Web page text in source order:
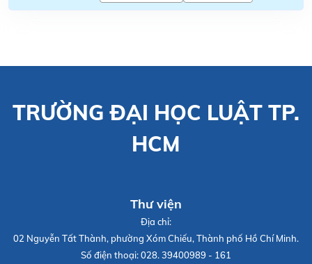
TRƯỜNG ĐẠI HỌC LUẬT TP.
HCM
Thư viện
Địa chỉ:
02 Nguyễn Tất Thành, phường Xóm Chiếu, Thành phố Hồ Chí Minh.
Số điện thoại:028. 39400989 - 161